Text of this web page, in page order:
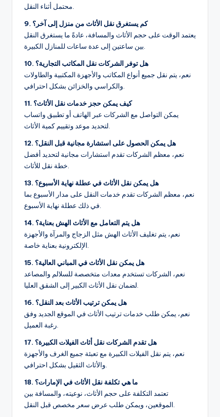
محتمل أثناء النقل.
9. كم يستغرق نقل الأثاث من منزل إلى آخر؟
يعتمد الوقت على حجم الأثاث والمسافة، عادةً ما يستغرق النقل
بين ساعتين إلى عدة ساعات للمنازل الكبيرة.
10. هل توفر الشركات نقل المكاتب التجارية؟
نعم، يتم نقل جميع أنواع المكاتب والأجهزة المكتبية والطاولات
والكراسي والخزائن بشكل احترافي.
11. كيف يمكن حجز خدمات نقل الأثاث؟
يمكن التواصل مع الشركات عبر الهاتف أو تطبيق واتساب
لتحديد موعد وتقييم كمية الأثاث.
12. هل يمكن الحصول على استشارة مجانية قبل النقل؟
نعم، معظم الشركات تقدم استشارات مجانية لتحديد أفضل
خطة نقل للأثاث.
13. هل يمكن نقل الأثاث في عطلة نهاية الأسبوع؟
نعم، معظم الشركات تقدم خدمات النقل على مدار الأسبوع بما
في ذلك عطلة نهاية الأسبوع.
14. هل يتم التعامل مع الأثاث الهش بعناية؟
نعم، يتم تغليف الأثاث الهش مثل الزجاج والمرآة والأجهزة
الإلكترونية بعناية خاصة.
15. هل يمكن نقل الأثاث في المباني العالية؟
نعم، الشركات تستخدم معدات متخصصة للسلالم والمصاعد
لضمان نقل الأثاث الكبير إلى الشقق العليا.
16. هل يمكن ترتيب الأثاث بعد النقل؟
نعم، يمكن طلب خدمات ترتيب الأثاث في الموقع الجديد وفق
رغبة العميل.
17. هل تقدم الشركات نقل أثاث الفيلات الكبيرة؟
نعم، يتم نقل الفيلات الكبيرة مع تعبئة جميع الغرف والأجهزة
والأثاث الثقيل بشكل احترافي.
18. ما هي تكلفة نقل الأثاث في الإمارات؟
تعتمد التكلفة على حجم الأثاث، نوعيته، والمسافة بين
الموقعين، ويمكن طلب عرض سعر مخصص قبل النقل.